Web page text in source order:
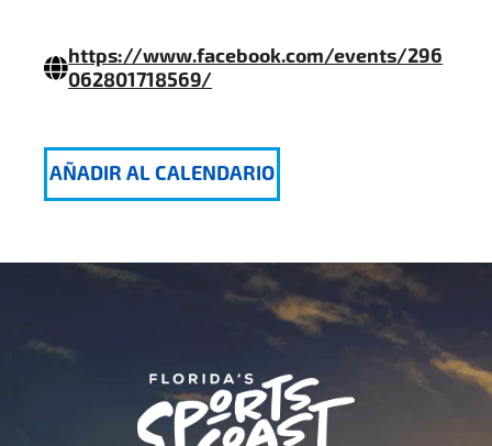
https://www.facebook.com/events/296
062801718569/
AÑADIR AL CALENDARIO